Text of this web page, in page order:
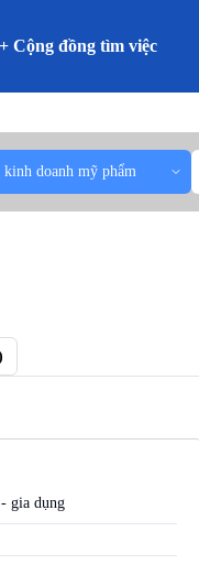
Cộng đồng tìm việc
kinh doanh mỹ phẩm
gia dụng